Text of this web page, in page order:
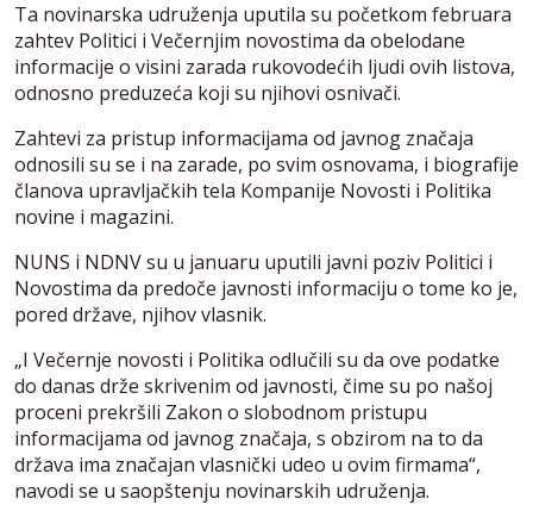
Ta novinarska udruženja uputila su početkom februara
zahtev Politici i Večernjim novostima da obelodane
informacije o visini zarada rukovodećih ljudi ovih listova,
odnosno preduzeća koji su njihovi osnivači.
Zahtevi za pristup informacijama od javnog značaja
odnosili su se i na zarade, po svim osnovama, i biografije
članova upravljačkih tela Kompanije Novosti i Politika
novine i magazini.
NUNS i NDNV su u januaru uputili javni poziv Politici i
Novostima da predoče javnosti informaciju o tome ko je,
pored države, njihov vlasnik.
„I Večernje novosti i Politika odlučili su da ove podatke
do danas drže skrivenim od javnosti, čime su po našoj
proceni prekršili Zakon o slobodnom pristupu
informacijama od javnog značaja, s obzirom na to da
država ima značajan vlasnički udeo u ovim firmama“,
navodi se u saopštenju novinarskih udruženja.